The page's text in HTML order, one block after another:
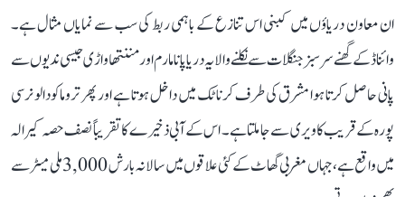
ان معاون دریاؤں میں کبنی اس تنازع کے باہمی ربط کی سب سے نمایاں مثال ہے۔
وائناڈ کے گھنے سرسبز جنگلات سے نکلنے والا یہ دریا پانامارم اور مننتھاواڑی جیسی ندیوں سے
پانی حاصل کرتا ہوا مشرق کی طرف کرناٹک میں داخل ہوتا ہے اور پھر تروماکودالو نرسی
پورہ کے قریب کاویری سے جا ملتا ہے۔ اس کے آبی ذخیرے کا تقریباً نصف حصہ کیرالہ
میں واقع ہے، جہاں مغربی گھاٹ کے کئی علاقوں میں سالانہ بارش 3,000 ملی میٹر سے